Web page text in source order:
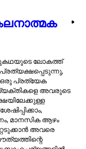
എന്ന്
പ്രകടനം കൂടുതൽ
അവര്
അവരുടെ
അവരുടെിലും
രീതിയാണ്,
അവരെ
ബന്ധങ്ങൾ
ഒരു
ടൈപ്പ് 5w6 കളെ
സമഗ്രമായ